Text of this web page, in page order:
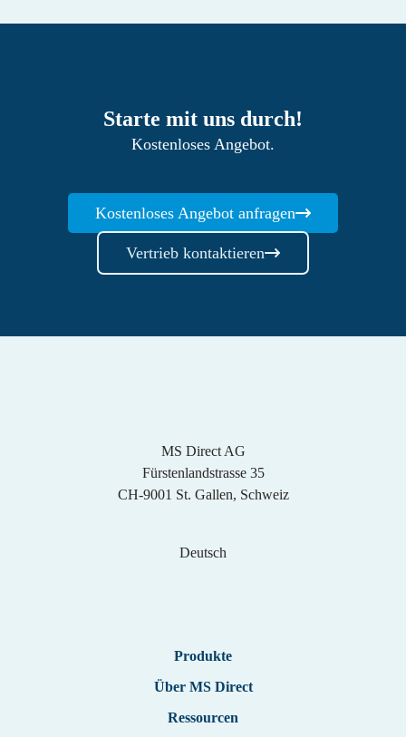
Starte mit uns durch!
Kostenloses Angebot.
Kostenloses Angebot anfragen
Vertrieb kontaktieren
MS Direct AG
Fürstenlandstrasse 35
CH-9001 St. Gallen, Schweiz
Deutsch
Produkte
Über MS Direct
Ressourcen